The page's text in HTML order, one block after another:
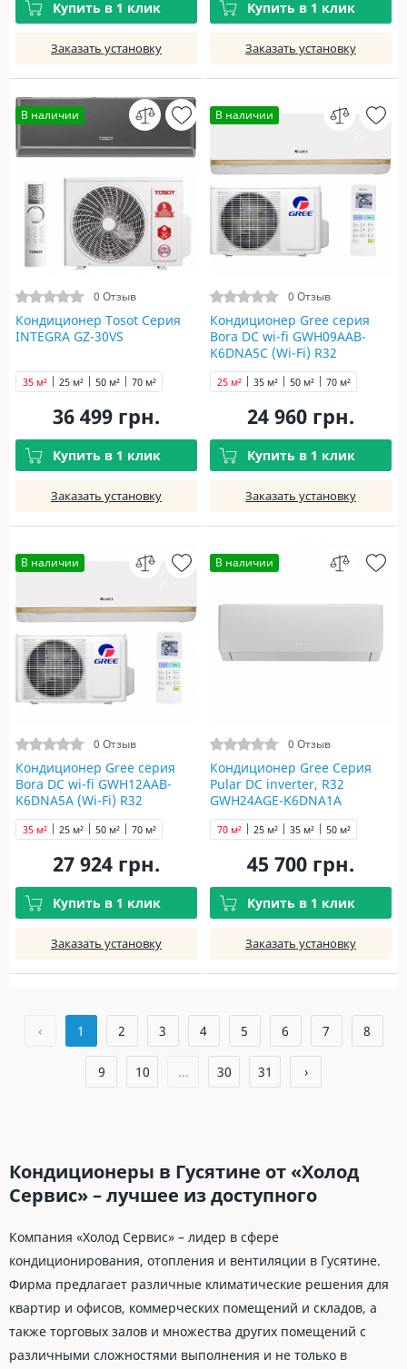
Купить в 1 клик
Заказать установку
Купить в 1 клик
Заказать установку
В наличии
0 Отзыв
Кондиционер Tosot Серия
INTEGRA GZ-30VS
25 м²
35 м² 50 м² 70 м²
36 499 грн.
Купить в 1 клик
Заказать установку
В наличии
0 Отзыв
Кондиционер Gree серия
Bora DC wi-fi GWH09AAB-
K6DNA5С (Wi-Fi) R32
25 м² 35 м² 50 м² 70 м²
24 960 грн.
Купить в 1 клик
Заказать установку
В наличии
0 Отзыв
Кондиционер Gree серия
Bora DC wi-fi GWH12AAB-
K6DNA5A (Wi-Fi) R32
25 м²
35 м² 50 м² 70 м²
27 924 грн.
Купить в 1 клик
Заказать установку
В наличии
0 Отзыв
Кондиционер Gree Серия
Pular DC inverter, R32
GWH24AGE-K6DNA1A
25 м² 35 м² 50 м²
70 м²
45 700 грн.
Купить в 1 клик
Заказать установку
‹ 1 2 3 4 5 6 7 8
9 10 ... 30 31 ›
Кондиционеры в Гусятине от «Холод
Сервис» – лучшее из доступного
Компания «Холод Сервис» – лидер в сфере
кондиционирования, отопления и вентиляции в Гусятине.
Фирма предлагает различные климатические решения для
квартир и офисов, коммерческих помещений и складов, а
также торговых залов и множества других помещений с
различными сложностями выполнения и не только в